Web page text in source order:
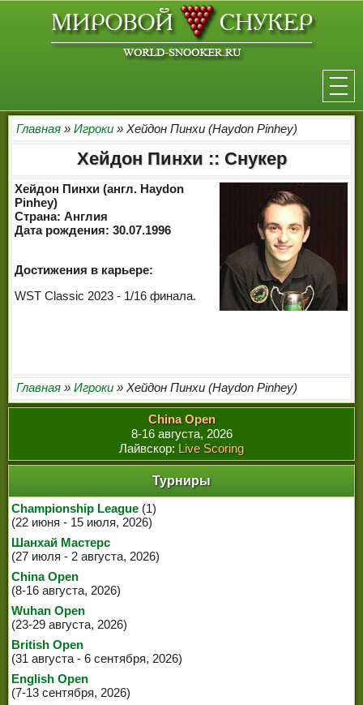
НОВОСТИ
ТУРНИРЫ
РЕЙТИНГ
ИГРОКИ
СЕНЧУРИ БРЕЙКИ
МАКСИМАЛЬНЫЕ БРЕЙКИ
ЛЕГЕНДЫ СНУКЕРА
Главная » Игроки » Хейдон Пинхи (Haydon Pinhey)
Хейдон Пинхи :: Снукер
Хейдон Пинхи (англ. Haydon
Pinhey)
Страна: Англия
Дата рождения: 30.07.1996
Достижения в карьере:
WST Classic 2023 - 1/16 финала.
Главная » Игроки » Хейдон Пинхи (Haydon Pinhey)
China Open
8-16 августа, 2026
Лайвскор: Live Scoring
Турниры
Championship League (1)
(22 июня - 15 июля, 2026)
Шанхай Мастерс
(27 июля - 2 августа, 2026)
China Open
(8-16 августа, 2026)
Wuhan Open
(23-29 августа, 2026)
British Open
(31 августа - 6 сентября, 2026)
English Open
(7-13 сентября, 2026)